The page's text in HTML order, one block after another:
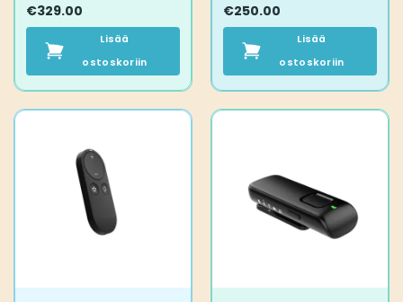
€329.00
Lisää
ostoskoriin
€250.00
Lisää
ostoskoriin